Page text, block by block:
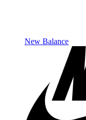
New Balance